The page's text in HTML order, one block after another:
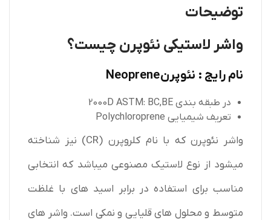
توضیحات
واشر لاستیکی نئوپرن چیست؟
نام رایج : نئوپرن Neoprene
در طبقه بندی 2000D ASTM: BC,BE
تعریف شیمیایی Polychloroprene
واشر نئوپرن که با نام کلروپرن (CR) نیز شناخته
میشود از نوع لاستیک مصنوعی میباشد که انتخابی
مناسب برای استفاده در برابر اسید های با غلظت
متوسط و محلول های قلیایی و نمکی است. واشر های